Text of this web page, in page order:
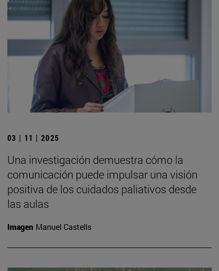
03 | 11 | 2025
Una investigación demuestra cómo la
comunicación puede impulsar una visión
positiva de los cuidados paliativos desde
las aulas
Imagen Manuel Castells